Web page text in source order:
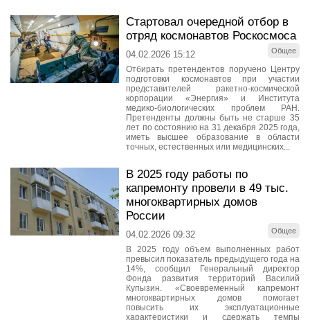
Стартовал очередной отбор в
отряд космонавтов Роскосмоса
Общее
04.02.2026 15:12
Отбирать претендентов поручено Центру
подготовки космонавтов при участии
представителей ракетно-космической
корпорации «Энергия» и Института
медико-биологических проблем РАН.
Претенденты должны быть не старше 35
лет по состоянию на 31 декабря 2025 года,
иметь высшее образование в области
точных, естественных или медицинских...
В 2025 году работы по
капремонту провели в 49 тыс.
многоквартирных домов
России
Общее
04.02.2026 09:32
В 2025 году объем выполненных работ
превысил показатель предыдущего года на
14%, сообщил Генеральный директор
Фонда развития территорий Василий
Купызин. «Своевременный капремонт
многоквартирных домов помогает
повысить их эксплуатационные
характеристики и сдержать темпы